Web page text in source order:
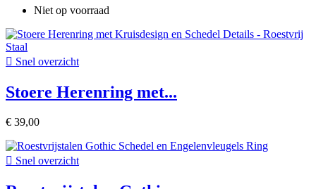
Niet op voorraad
 Snel overzicht
Stoere Herenring met...
€ 39,00
 Snel overzicht